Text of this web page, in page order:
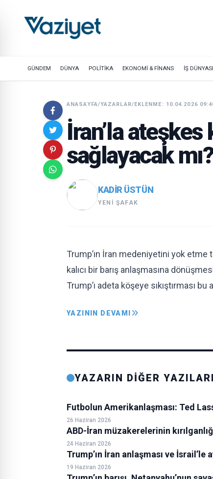
GÜNDEM DÜNYA POLİTİKA EKONOMİ & FİNANS İŞ DÜNYASI
ANASAYFA/YAZARLAR/EKLENME: 10.04.2026
İran’la ateşkes
sağlayacak
KADIR ÜSTÜN
YENI ŞAFAK
Trump’ın İran medeniyetini yok
kalıcı bir barış anlaşmasına
Trump’ı adeta köşeye sıkıştırması
YAZININ DEVAMI
YAZARIN DİĞER YAZILARI
Futbolun Amerikanlaşması: Ted
26 Haziran 2026
ABD-İran müzakerelerinin
24 Haziran 2026
Trump’ın İran anlaşması ve İsrail’le
19 Haziran 2026